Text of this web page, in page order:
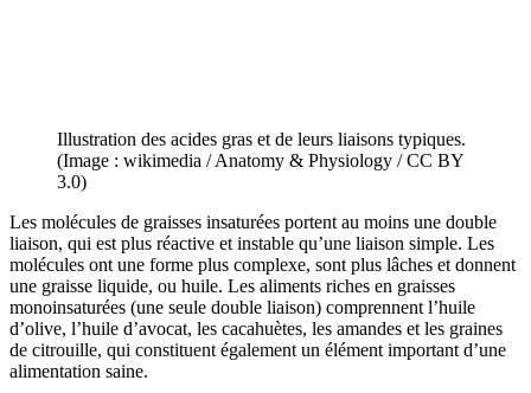
Illustration des acides gras et de leurs liaisons typiques.
(Image : wikimedia / Anatomy & Physiology / CC BY
3.0)
Les molécules de graisses insaturées portent au moins une double
liaison, qui est plus réactive et instable qu’une liaison simple. Les
molécules ont une forme plus complexe, sont plus lâches et donnent
une graisse liquide, ou huile. Les aliments riches en graisses
monoinsaturées (une seule double liaison) comprennent l’huile
d’olive, l’huile d’avocat, les cacahuètes, les amandes et les graines
de citrouille, qui constituent également un élément important d’une
alimentation saine.